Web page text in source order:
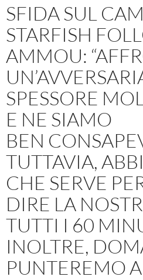
SFIDA SUL
STARFISH
AMMOU:
SPESSORE
E NE SIAMO
BEN
TUTTAVIA,
CHE SERVE
DIRE LA
TUTTI I 60
INOLTRE,
PUNTEREMO A